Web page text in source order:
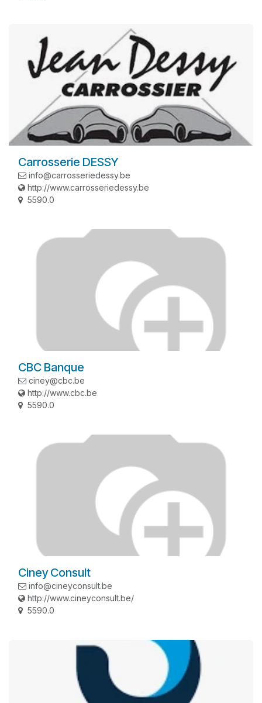
Carrosserie DESSY
info@carrosseriedessy.be
http://www.carrosseriedessy.be
5590.0
CBC Banque
ciney@cbc.be
http://www.cbc.be
5590.0
Ciney Consult
info@cineyconsult.be
http://www.cineyconsult.be/
5590.0